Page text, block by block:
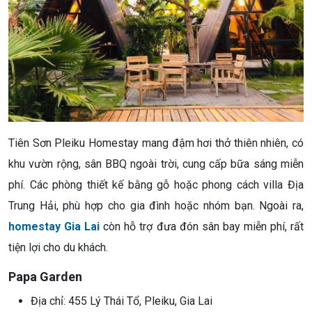
Tiên Sơn Pleiku Homestay mang đậm hơi thở thiên nhiên, có
khu vườn rộng, sân BBQ ngoài trời, cung cấp bữa sáng miễn
phí. Các phòng thiết kế bằng gỗ hoặc phong cách villa Địa
Trung Hải, phù hợp cho gia đình hoặc nhóm bạn. Ngoài ra,
homestay Gia Lai còn hỗ trợ đưa đón sân bay miễn phí, rất
tiện lợi cho du khách.
Papa Garden
Địa chỉ: 455 Lý Thái Tổ, Pleiku, Gia Lai